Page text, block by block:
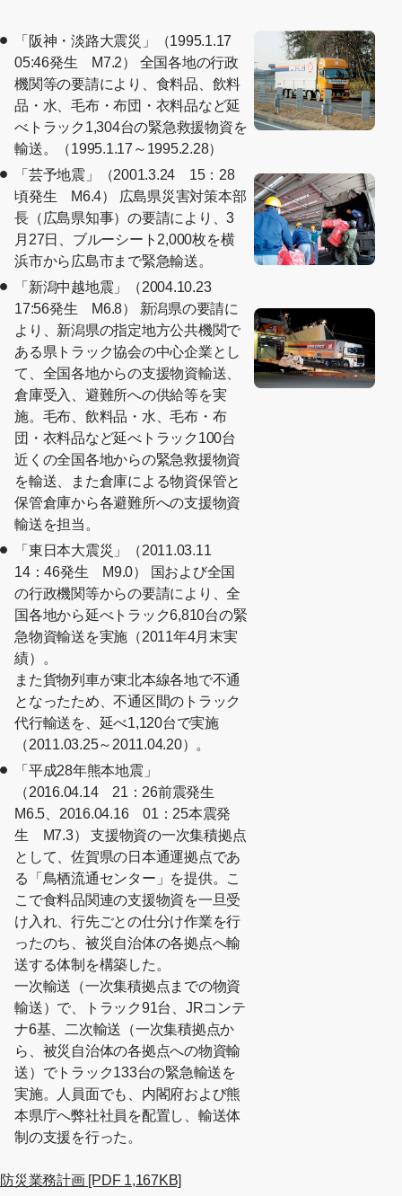
「阪神・淡路大震災」（1995.1.17
05:46発生 M7.2） 全国各地の行政
機関等の要請により、食料品、飲料
品・水、毛布・布団・衣料品など延
べトラック1,304台の緊急救援物資を
輸送。（1995.1.17～1995.2.28）
「芸予地震」（2001.3.24 15：28
頃発生 M6.4） 広島県災害対策本部
長（広島県知事）の要請により、3
月27日、ブルーシート2,000枚を横
浜市から広島市まで緊急輸送。
「新潟中越地震」（2004.10.23
17:56発生 M6.8） 新潟県の要請に
より、新潟県の指定地方公共機関で
ある県トラック協会の中心企業とし
て、全国各地からの支援物資輸送、
倉庫受入、避難所への供給等を実
施。毛布、飲料品・水、毛布・布
団・衣料品など延べトラック100台
近くの全国各地からの緊急救援物資
を輸送、また倉庫による物資保管と
保管倉庫から各避難所への支援物資
輸送を担当。
「東日本大震災」（2011.03.11
14：46発生 M9.0） 国および全国
の行政機関等からの要請により、全
国各地から延べトラック6,810台の緊
急物資輸送を実施（2011年4月末実
績）。
また貨物列車が東北本線各地で不通
となったため、不通区間のトラック
代行輸送を、延べ1,120台で実施
（2011.03.25～2011.04.20）。
「平成28年熊本地震」
（2016.04.14 21：26前震発生
M6.5、2016.04.16 01：25本震発
生 M7.3） 支援物資の一次集積拠点
として、佐賀県の日本通運拠点であ
る「鳥栖流通センター」を提供。こ
こで食料品関連の支援物資を一旦受
け入れ、行先ごとの仕分け作業を行
ったのち、被災自治体の各拠点へ輸
送する体制を構築した。
一次輸送（一次集積拠点までの物資
輸送）で、トラック91台、JRコンテ
ナ6基、二次輸送（一次集積拠点か
ら、被災自治体の各拠点への物資輸
送）でトラック133台の緊急輸送を
実施。人員面でも、内閣府および熊
本県庁へ弊社社員を配置し、輸送体
制の支援を行った。
防災業務計画 [PDF 1,167KB]